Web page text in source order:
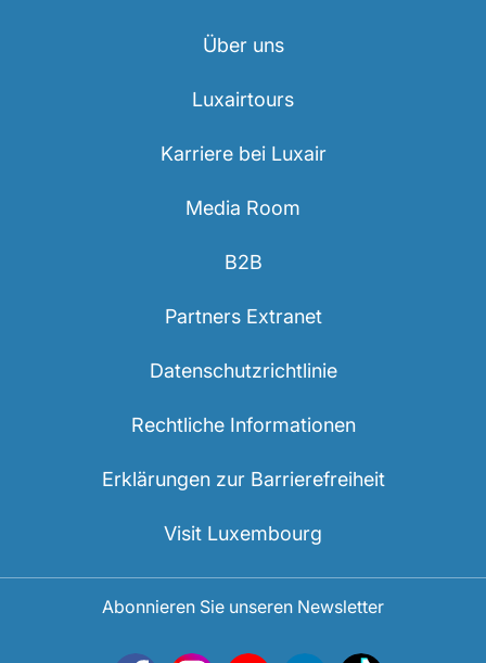
Über uns
Luxairtours
Karriere bei Luxair
Media Room
B2B
Partners Extranet
Datenschutzrichtlinie
Rechtliche Informationen
Erklärungen zur Barrierefreiheit
Visit Luxembourg
Abonnieren Sie unseren Newsletter